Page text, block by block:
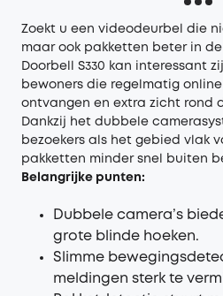
Zoekt u een videodeurbel die
maar ook pakketten beter in
Doorbell S330 kan interessant
bewoners die regelmatig
ontvangen en extra zicht rond
Dankzij het dubbele
bezoekers als het gebied vlak
pakketten minder snel buiten
Belangrijke punten:
Dubbele camera’s
grote blinde hoeken.
Slimme
meldingen sterk te